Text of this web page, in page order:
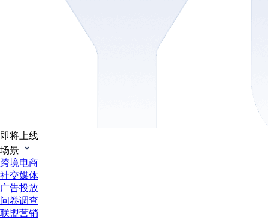
即将上线
场景
跨境电商
社交媒体
广告投放
问卷调查
联盟营销